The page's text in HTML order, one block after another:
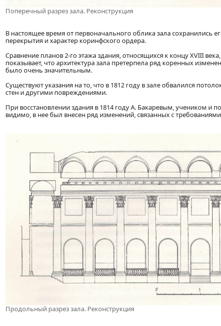
Поперечный разрез зала. Реконструкция
В настоящее время от первоначального облика зала сохранились
перекрытия и характер коринфского ордера.
Сравнение планов 2-го этажа здания, относящихся к концу XVIII
показывает, что архитектура зала претерпела ряд коренных
было очень значительным.
Существуют указания на то, что в 1812 году в зале обвалился
стен и другими повреждениями.
При восстановлении здания в 1814 году А. Бакаревым, учеником и
видимо, в нее был внесен ряд изменений, связанных с
Продольный разрез зала. Реконструкция